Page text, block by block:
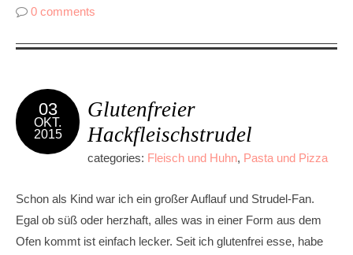
0 comments
03
OKT.
2015
Glutenfreier
Hackfleischstrudel
categories: Fleisch und Huhn, Pasta und Pizza
Schon als Kind war ich ein großer Auflauf und Strudel-Fan.
Egal ob süß oder herzhaft, alles was in einer Form aus dem
Ofen kommt ist einfach lecker. Seit ich glutenfrei esse, habe